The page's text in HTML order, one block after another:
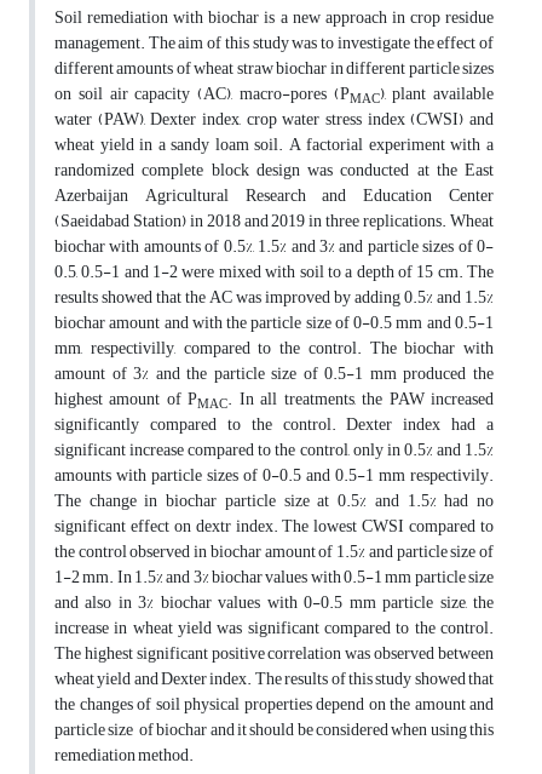
Soil remediation with biochar is a new approach in crop residue
management. The aim of this study was to investigate the effect of
different amounts of wheat straw biochar in different particle sizes
on soil air capacity (AC), macro-pores (PMAC), plant available
water (PAW), Dexter index, crop water stress index (CWSI) and
wheat yield in a sandy loam soil. A factorial experiment with a
randomized complete block design was conducted at the East
Azerbaijan Agricultural Research and Education Center
(Saeidabad Station) in 2018 and 2019 in three replications. Wheat
biochar with amounts of 0.5%, 1.5% and 3% and particle sizes of 0-
0.5, 0.5-1 and 1-2 were mixed with soil to a depth of 15 cm. The
results showed that the AC was improved by adding ​​0.5% and 1.5%
biochar amount and with the particle size of 0-0.5 mm and 0.5-1
mm, respectivilly, compared to the control. The biochar with
amount of 3% and the particle size of 0.5-1 mm produced the
highest amount of PMAC. In all treatments, the PAW increased
significantly compared to the control. Dexter index had a
significant increase compared to the control, only in 0.5% and 1.5%
amounts ​​with particle sizes of 0-0.5 and 0.5-1 mmrespectivily.
The change in biochar particle size at 0.5% and 1.5% ​​had no
significant effect on dextr index. The lowest CWSI compared to
the control observed in biochar amount of 1.5% and particle size of
1-2 mm. In 1.5% and 3% biochar values ​​with 0.5-1 mm particle size
and also in 3% biochar values ​​with 0-0.5 mm particle size, the
increase in wheat yield was significant compared to the control.
The highest significant positive correlation was observed between
wheat yield and Dexter index. The results of this study showed that
the changes of soil physical properties depend on the amount and
particle size of biochar and it should be considered when using this
remediation method.